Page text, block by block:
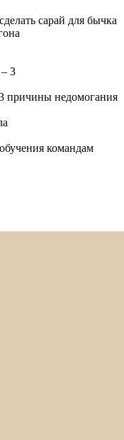
сарай для бычка
причины недомогания
командам